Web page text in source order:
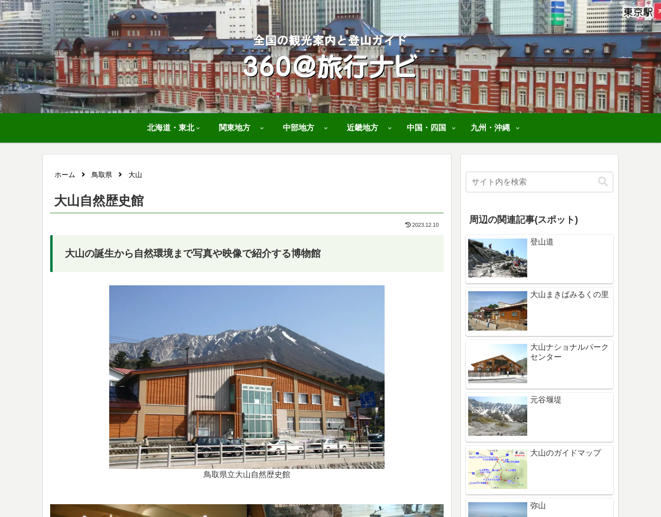
北海道・東北 関東地方 中部地方 近畿地方 中国・四国 九州・沖縄
ホーム 鳥取県 大山
大山自然歴史館
2023.12.10
大山の誕生から自然環境まで写真や映像で紹介する博物館
鳥取県立大山自然歴史館
周辺の関連記事(スポット)
登山道
大山まきばみるくの里
大山ナショナルパーク
センター
元谷堰堤
大山のガイドマップ
弥山